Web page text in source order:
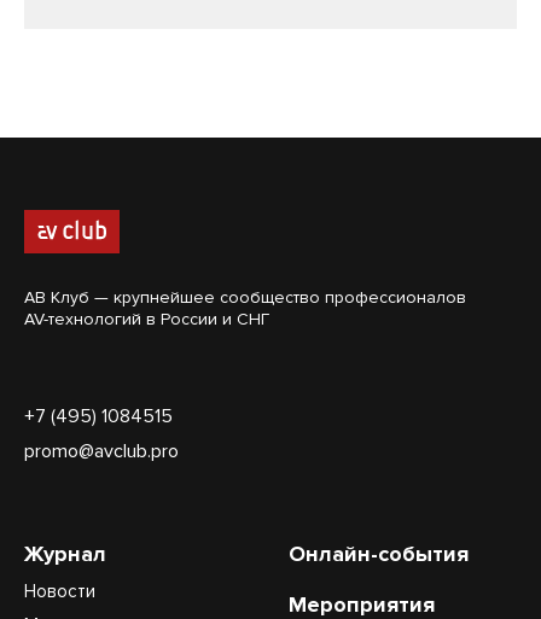
АВ Клуб — крупнейшее сообщество профессионалов
AV-технологий в России и СНГ
+7 (495) 1084515
promo@avclub.pro
Журнал
Новости
Онлайн-события
Мероприятия